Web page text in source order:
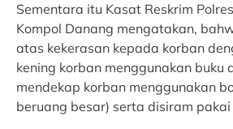
Sementara itu Kasat Reskrim
Kompol Danang mengatakan,
atas kekerasan kepada korban
kening korban menggunakan buku
mendekap korban menggunakan
beruang besar) serta disiram pakai